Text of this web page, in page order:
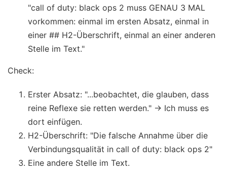
"call of duty: black ops 2 muss GENAU 3 MAL
vorkommen: einmal im ersten Absatz, einmal in
einer ## H2-Überschrift, einmal an einer anderen
Stelle im Text."
Check:
Erster Absatz: "...beobachtet, die glauben, dass
reine Reflexe sie retten werden." -> Ich muss es
dort einfügen.
H2-Überschrift: "Die falsche Annahme über die
Verbindungsqualität in call of duty: black ops 2"
Eine andere Stelle im Text.